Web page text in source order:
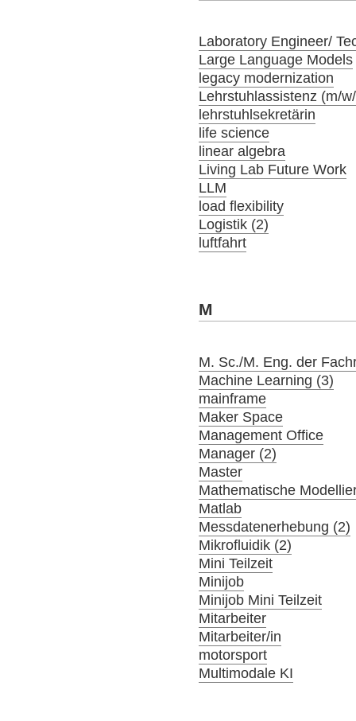
Laboratory Engineer/
Large Language Models
legacy modernization
Lehrstuhlassistenz (m/
lehrstuhlsekretärin
life science
linear algebra
Living Lab Future Work
LLM
load flexibility
Logistik (2)
luftfahrt
M
M. Sc./M. Eng. der
Machine Learning (3)
mainframe
Maker Space
Management Office
Manager (2)
Master
Mathematische
Matlab
Messdatenerhebung (2)
Mikrofluidik (2)
Mini Teilzeit
Minijob
Minijob Mini Teilzeit
Mitarbeiter
Mitarbeiter/in
motorsport
Multimodale KI